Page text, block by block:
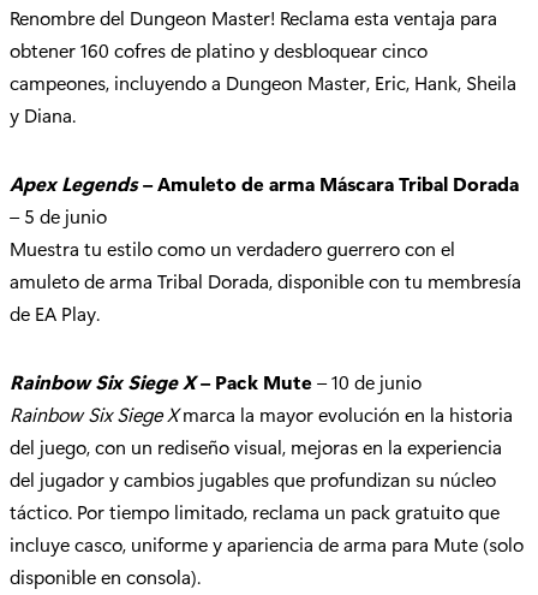
Renombre del Dungeon Master! Reclama esta ventaja para
obtener 160 cofres de platino y desbloquear cinco
campeones, incluyendo a Dungeon Master, Eric, Hank, Sheila
y Diana.
Apex Legends– Amuleto de arma Máscara Tribal Dorada
– 5 de junio
Muestra tu estilo como un verdadero guerrero con el
amuleto de arma Tribal Dorada, disponible con tu membresía
de EA Play.
Rainbow Six Siege X– Pack Mute– 10 de junio
Rainbow Six Siege Xmarca la mayor evolución en la historia
del juego, con un rediseño visual, mejoras en la experiencia
del jugador y cambios jugables que profundizan su núcleo
táctico. Por tiempo limitado, reclama un pack gratuito que
incluye casco, uniforme y apariencia de arma para Mute (solo
disponible en consola).